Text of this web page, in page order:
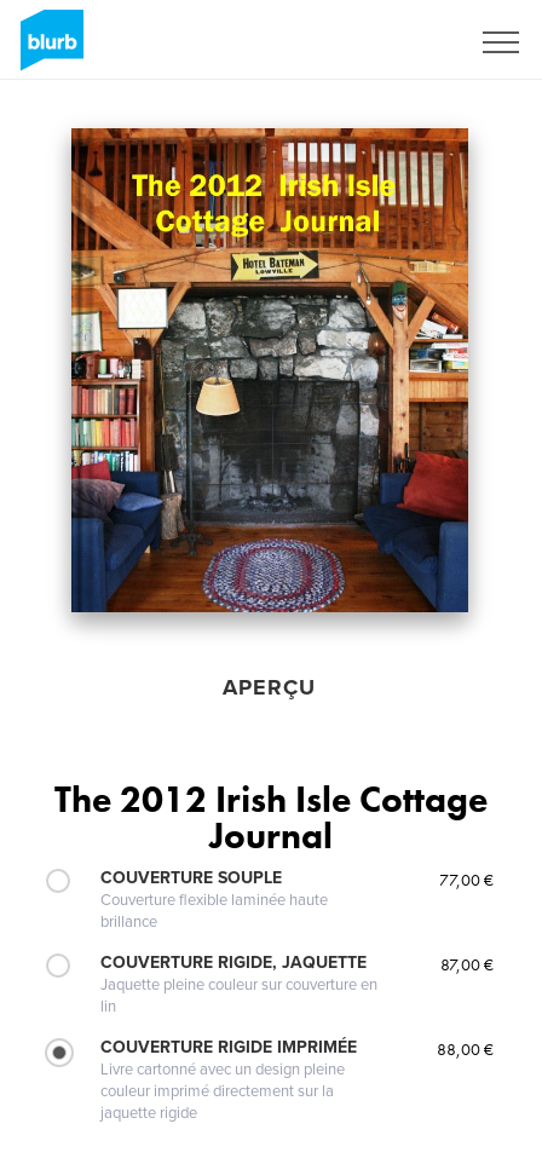
APERÇU
The 2012 Irish Isle Cottage
Journal
COUVERTURE SOUPLE
Couverture flexible laminée haute
brillance
77,00 €
COUVERTURE RIGIDE, JAQUETTE
Jaquette pleine couleur sur couverture en
lin
87,00 €
COUVERTURE RIGIDE IMPRIMÉE
Livre cartonné avec un design pleine
couleur imprimé directement sur la
jaquette rigide
88,00 €